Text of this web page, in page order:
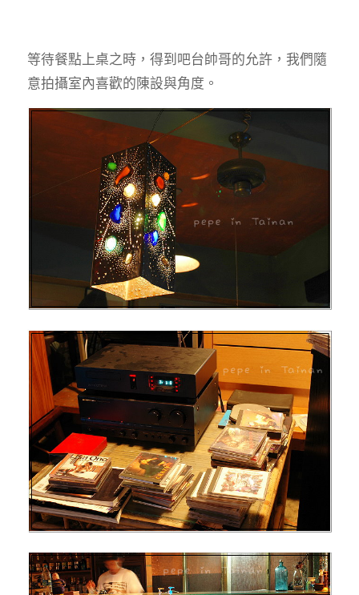
等待餐點上桌之時，得到吧台帥哥的允許，我們隨
意拍攝室內喜歡的陳設與角度。